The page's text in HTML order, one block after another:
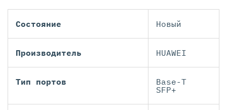
Состояние Новый
Производитель HUAWEI
Тип портов
Base-T
SFP+